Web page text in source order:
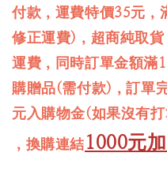
付款，運費特價35元，
修正運費)，超商純取
運費，同時訂單金額滿
購贈品(需付款)，訂單
元入購物金(如果沒有
，換購連結1000元